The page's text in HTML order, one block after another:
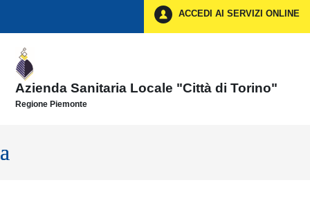
ACCEDI AI SERVIZI ONLINE
Azienda Sanitaria Locale "Città di Torino"
Regione Piemonte